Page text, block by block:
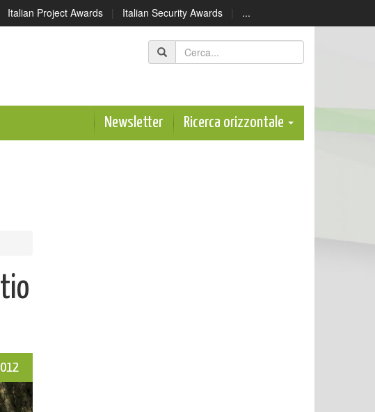
Italian Project Awards | Italian Security Awards | ...
Newsletter Ricerca orizzontale